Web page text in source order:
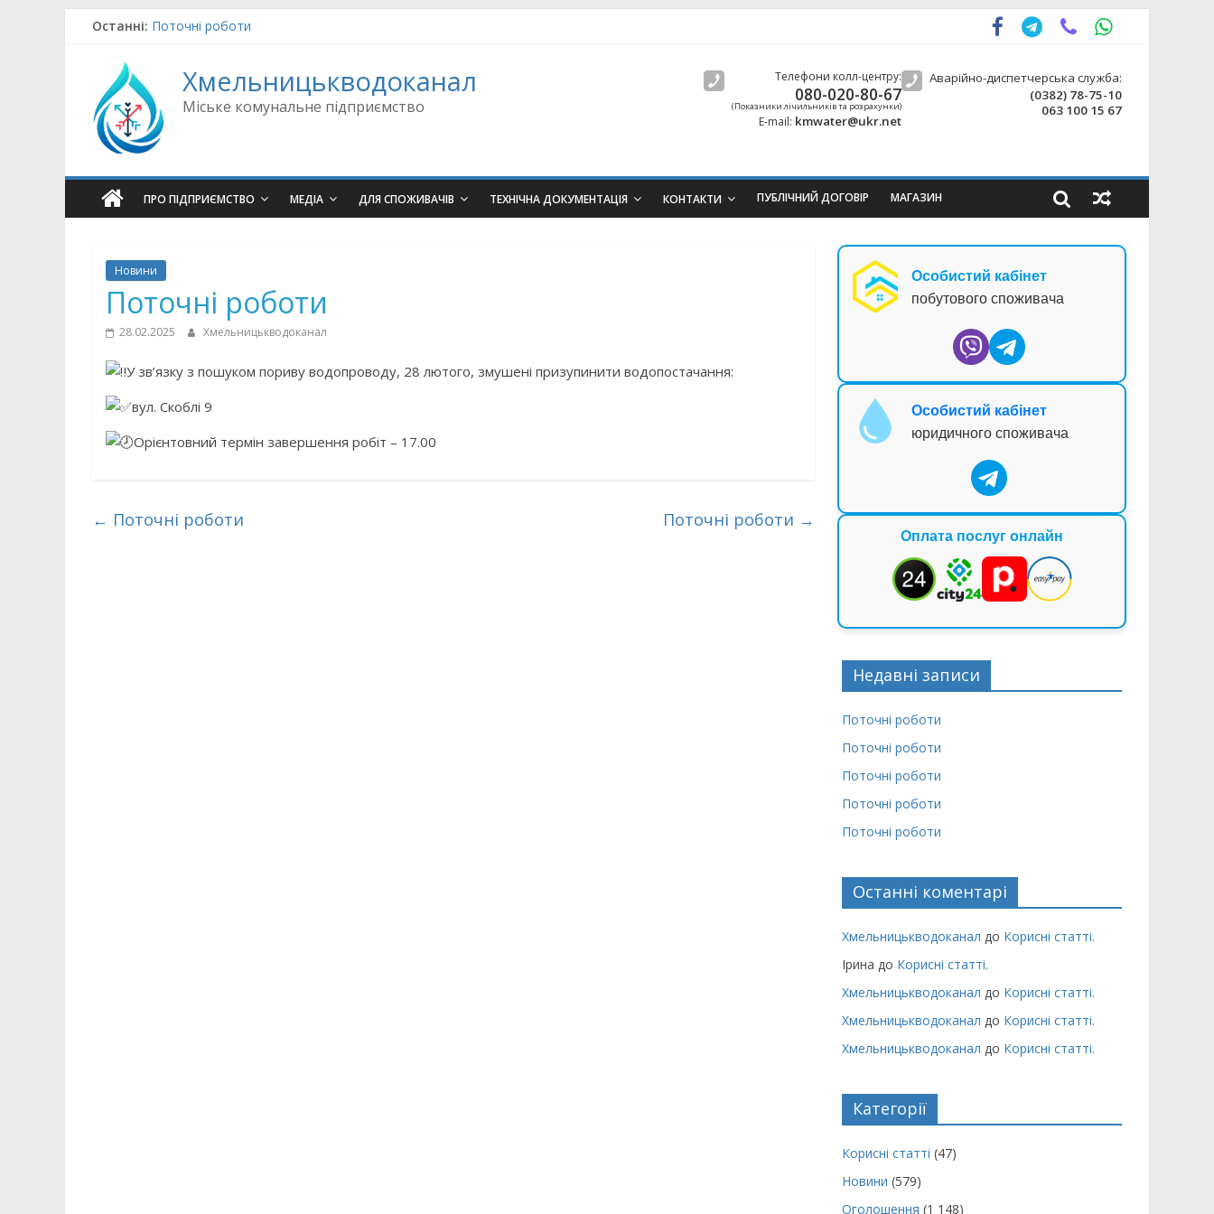
Останні: Поточні роботи
Поточні роботи
Поточні роботи
Хмельницькводоканал
Міське комунальне підприємство
Телефони колл-центру:
080-020-80-67
(Показники лічильників та розрахунки)
E-mail: kmwater@ukr.net
Аварійно-диспетчерська служба:
(0382) 78-75-10
063 100 15 67
ПРО ПІДПРИЄМСТВО МЕДІА ДЛЯ СПОЖИВАЧІВ ТЕХНІЧНА ДОКУМЕНТАЦІЯ КОНТАКТИ ПУБЛІЧНИЙ ДОГОВІР МАГАЗИН
Новини
Поточні роботи
28.02.2025 Хмельницькводоканал
У зв’язку з пошуком пориву водопроводу, 28 лютого, змушені призупинити водопостачання:
вул. Скоблі 9
Орієнтовний термін завершення робіт – 17.00
← Поточні роботи Поточні роботи →
Особистий кабінет
побутового споживача
Особистий кабінет
юридичного споживача
Оплата послуг онлайн
Недавні записи
Поточні роботи
Поточні роботи
Поточні роботи
Поточні роботи
Поточні роботи
Останні коментарі
Хмельницькводоканал до Корисні статті.
Ірина до Корисні статті.
Хмельницькводоканал до Корисні статті.
Хмельницькводоканал до Корисні статті.
Хмельницькводоканал до Корисні статті.
Категорії
Корисні статті (47)
Новини (579)
Оголошення (1 148)